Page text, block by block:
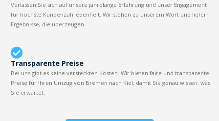
Verlassen Sie sich auf unsere jahrelange Erfahrung und unser Engagement
für höchste Kundenzufriedenheit. Wir stehen zu unserem Wort und liefern
Ergebnisse, die überzeugen.
Transparente Preise
Bei uns gibt es keine versteckten Kosten. Wir bieten faire und transparente
Preise für Ihren Umzug von Bremen nach Kiel, damit Sie genau wissen, was
Sie erwartet.